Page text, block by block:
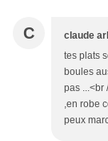
C claude
tes plats
boules
pas ...<br
,en robe
peux